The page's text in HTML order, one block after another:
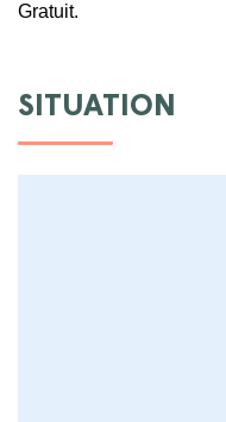
Gratuit.
SITUATION